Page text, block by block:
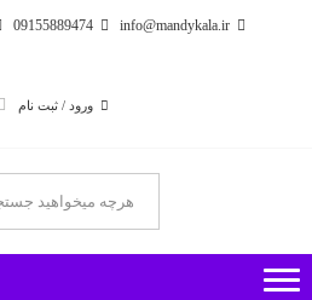
info@mandykala.ir
09155889474
ورود / ثبت نام
فروشگاه